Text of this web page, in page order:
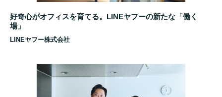
好奇心がオフィスを育てる。LINEヤフーの新たな「働く
場」
LINEヤフー株式会社